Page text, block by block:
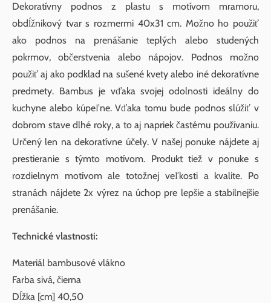
Dekoratívny podnos z plastu s motívom mramoru,
obdĺžnikový tvar s rozmermi 40x31 cm. Možno ho použiť
ako podnos na prenášanie teplých alebo studených
pokrmov, občerstvenia alebo nápojov. Podnos možno
použiť aj ako podklad na sušené kvety alebo iné dekoratívne
predmety. Bambus je vďaka svojej odolnosti ideálny do
kuchyne alebo kúpeľne. Vďaka tomu bude podnos slúžiť v
dobrom stave dlhé roky, a to aj napriek častému používaniu.
Určený len na dekoratívne účely. V našej ponuke nájdete aj
prestieranie s týmto motívom. Produkt tiež v ponuke s
rozdielnym motívom ale totožnej veľkosti a kvalite. Po
stranách nájdete 2x výrez na úchop pre lepšie a stabilnejšie
prenášanie.
Technické vlastnosti:
Materiál bambusové vlákno
Farba sivá, čierna
Dĺžka [cm] 40,50